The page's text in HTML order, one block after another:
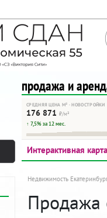
- только
продажа и
СРЕДНЯЯ ЦЕНА М² · НОВОСТРОЙКИ
176 871 ₽/м²
↑ 7,5% за 12 мес.
Интерактивная
Недвижимость
Продажа